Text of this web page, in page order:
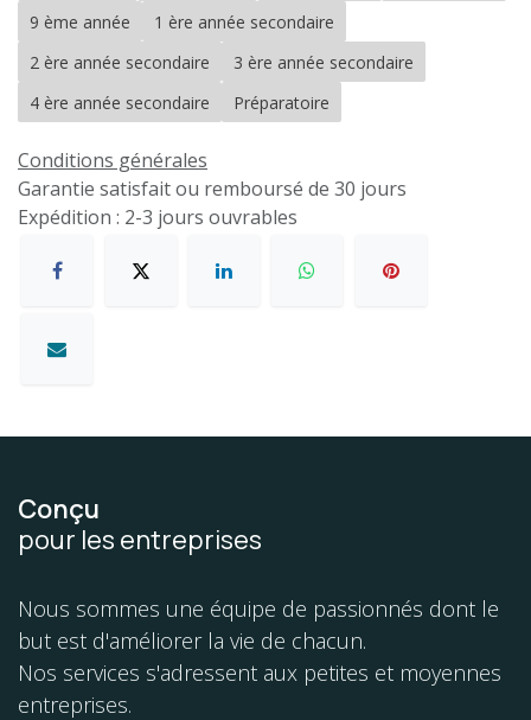
9 ème année
1 ère année secondaire
2 ère année secondaire
3 ère année secondaire
4 ère année secondaire
Préparatoire
Conditions générales
Garantie satisfait ou remboursé de 30 jours
Expédition : 2-3 jours ouvrables
Conçu
pour les entreprises
Nous sommes une équipe de passionnés dont le
but est d'améliorer la vie de chacun.
Nos services s'adressent aux petites et moyennes
entreprises.